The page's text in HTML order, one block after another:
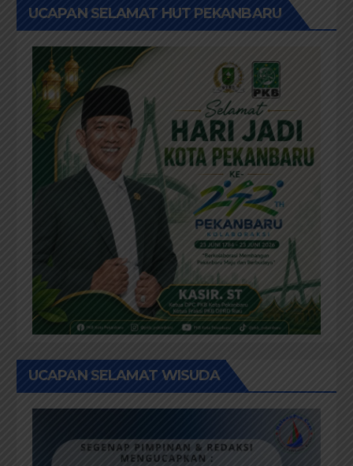
UCAPAN SELAMAT HUT PEKANBARU
UCAPAN SELAMAT WISUDA